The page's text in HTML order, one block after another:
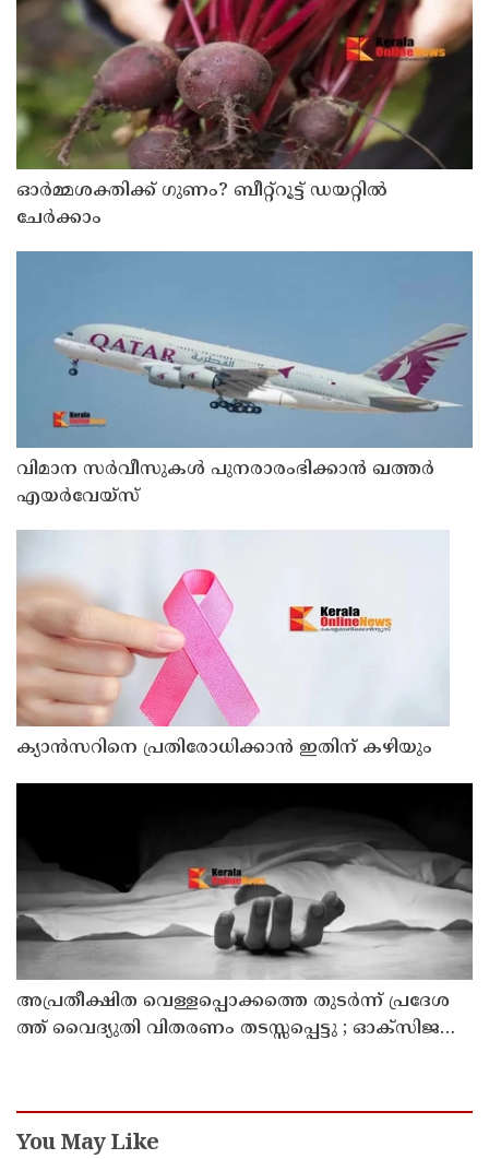
ഓർമ്മശക്തിക്ക് ഗുണം? ബീറ്റ്‌റൂട്ട് ഡയറ്റിൽ
ചേർക്കാം
വിമാന സര്‍വീസുകള്‍ പുനരാരംഭിക്കാന്‍ ഖത്തര്‍
എയര്‍വേയ്‌സ്
ക്യാൻസറിനെ പ്രതിരോധിക്കാൻ ഇതിന് കഴിയും
അ​പ്ര​തീ​ക്ഷി​ത വെ​ള്ള​പ്പൊ​ക്ക​ത്തെ തു​ട​ർ​ന്ന് പ്ര​ദേ​ശ​
ത്ത് വൈ​ദ്യു​തി വി​ത​ര​ണം ത​ട​സ്സ​പ്പെ​ട്ടു ; ഓക്സിജൻ
You May Like